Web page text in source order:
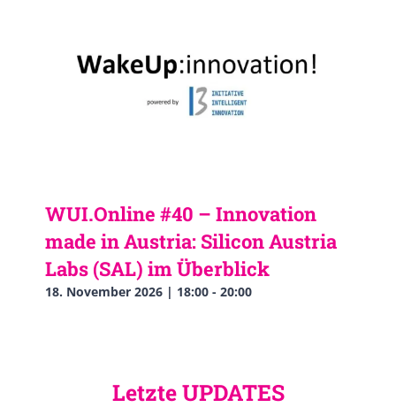
WUI.Online #40 – Innovation
made in Austria: Silicon Austria
Labs (SAL) im Überblick
18. November 2026 | 18:00 - 20:00
Letzte UPDATES